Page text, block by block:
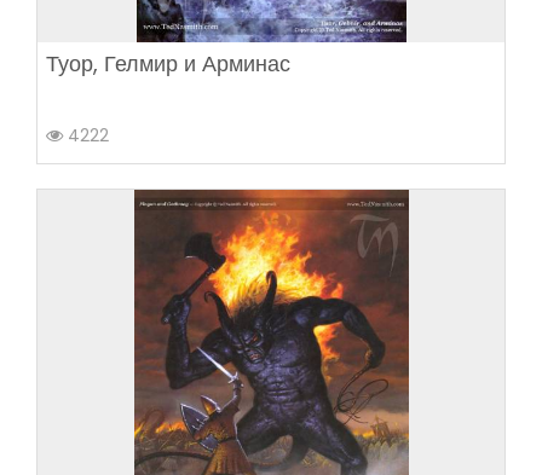
Туор, Гелмир и Арминас
4222